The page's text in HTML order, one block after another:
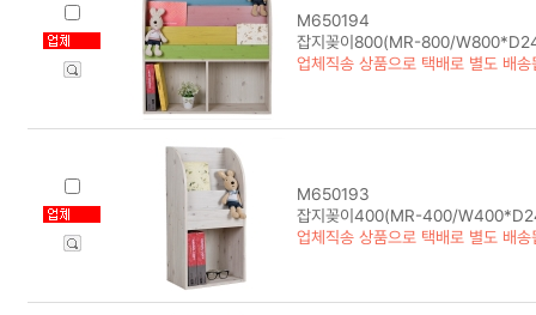
M650194
잡지꽂이800(MR-800/
업체직송 상품으로 택배로 별도 배송
M650193
잡지꽂이400(MR-400/
업체직송 상품으로 택배로 별도 배송